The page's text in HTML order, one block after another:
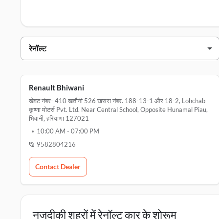
खेवट नंबर- 410 खतौनी 526 खसरा नंबर. 188-
Renault Bhiwani
खेवट नंबर- 410 खतौनी 526 खसरा नंबर. 188-13-1 और 18-2, Lohchab
कृष्णा मोटर्स Pvt. Ltd. Near Central School, Opposite Hunamal Piau,
भिवानी, हरियाणा 127021
10:00 AM - 07:00 PM
9582804216
Contact Dealer
नजदीकी शहरों में रेनॉल्ट कार के शोरूम